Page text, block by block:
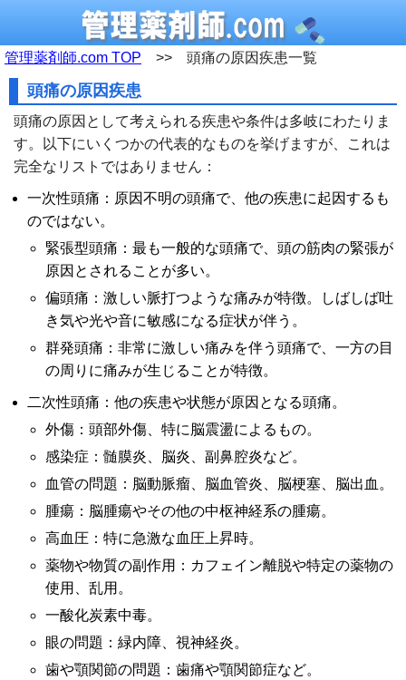
管理薬剤師.com TOP >> 頭痛の原因疾患一覧
頭痛の原因疾患
頭痛の原因として考えられる疾患や条件は多岐にわたりま
す。以下にいくつかの代表的なものを挙げますが、これは
完全なリストではありません：
一次性頭痛：原因不明の頭痛で、他の疾患に起因するも
のではない。
緊張型頭痛：最も一般的な頭痛で、頭の筋肉の緊張が
原因とされることが多い。
偏頭痛：激しい脈打つような痛みが特徴。しばしば吐
き気や光や音に敏感になる症状が伴う。
群発頭痛：非常に激しい痛みを伴う頭痛で、一方の目
の周りに痛みが生じることが特徴。
二次性頭痛：他の疾患や状態が原因となる頭痛。
外傷：頭部外傷、特に脳震盪によるもの。
感染症：髄膜炎、脳炎、副鼻腔炎など。
血管の問題：脳動脈瘤、脳血管炎、脳梗塞、脳出血。
腫瘍：脳腫瘍やその他の中枢神経系の腫瘍。
高血圧：特に急激な血圧上昇時。
薬物や物質の副作用：カフェイン離脱や特定の薬物の
使用、乱用。
一酸化炭素中毒。
眼の問題：緑内障、視神経炎。
歯や顎関節の問題：歯痛や顎関節症など。